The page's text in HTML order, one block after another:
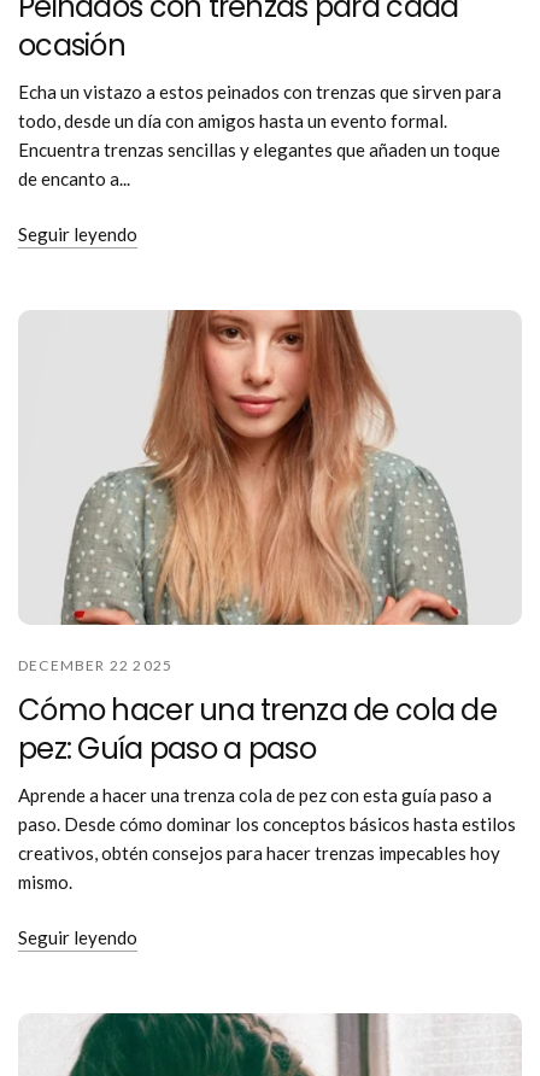
ocasión
Echa un vistazo a estos peinados con trenzas que sirven para
todo, desde un día con amigos hasta un evento formal.
Encuentra trenzas sencillas y elegantes que añaden un toque
de encanto a...
Seguir leyendo
DECEMBER 22 2025
Cómo hacer una trenza de cola de
pez: Guía paso a paso
Aprende a hacer una trenza cola de pez con esta guía paso a
paso. Desde cómo dominar los conceptos básicos hasta estilos
creativos, obtén consejos para hacer trenzas impecables hoy
mismo.
Seguir leyendo